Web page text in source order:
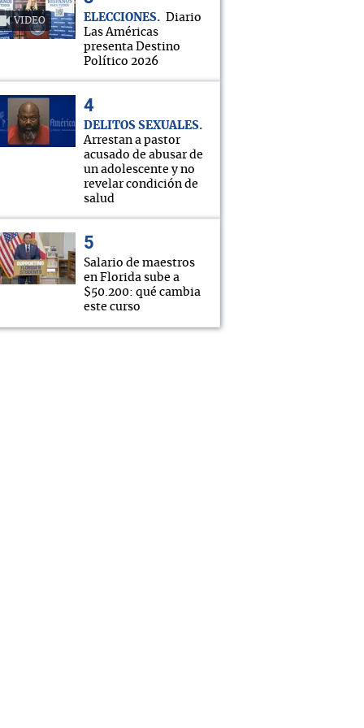
VIDEO ELECCIONES
Diario
Las Américas
presenta Destino
Político 2026
DELITOS SEXUALES
Arrestan a pastor
acusado de abusar de
un adolescente y no
revelar condición de
salud
Salario de maestros
en Florida sube a
$50.200: qué cambia
este curso